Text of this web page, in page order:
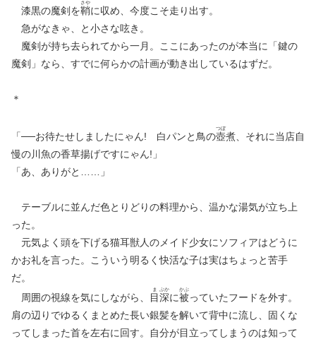
漆黒の魔剣を鞘
さや
に収め、今度こそ走り出す。
急がなきゃ、と小さな呟き。
魔剣が持ち去られてから一月。ここにあったのが本当に「鍵の
魔剣」なら、すでに何らかの計画が動き出しているはずだ。
＊
「──お待たせしましたにゃん! 白パンと鳥の壺
つぼ
煮、それに当店自
慢の川魚の香草揚げですにゃん!」
「あ、ありがと……」
テーブルに並んだ色とりどりの料理から、温かな湯気が立ち上
った。
元気よく頭を下げる猫耳獣人のメイド少女にソフィアはどうに
かお礼を言った。こういう明るく快活な子は実はちょっと苦手
だ。
周囲の視線を気にしながら、
目
ま
深
ぶか
に被
かぶ
っていたフードを外す。
肩の辺りでゆるくまとめた長い銀髪を解いて背中に流し、固くな
ってしまった首を左右に回す。自分が目立ってしまうのは知って